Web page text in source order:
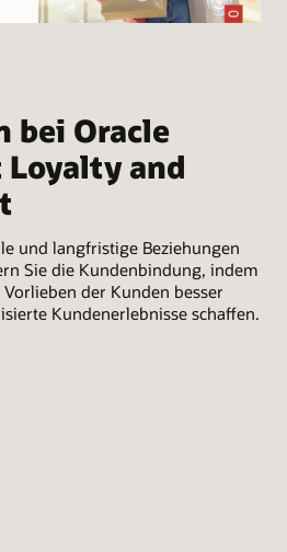
und KPIs – und
analytische Beratung für alle
basierend auf Ihren Geschäfts-
gehören unter anderem die
die Entwicklung eines
und Launch-Plans sowie die
und Skalierung des
bei Oracle
and
und langfristige Beziehungen
Sie die Kundenbindung, indem
der Kunden besser
Kundenerlebnisse schaffen.